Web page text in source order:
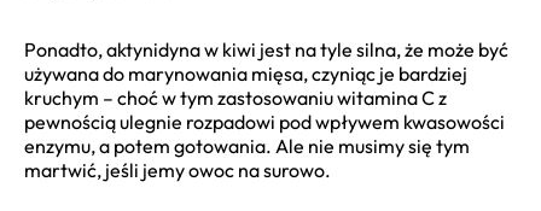
Ponadto, aktynidyna w kiwi jest na tyle silna, że może być
używana do marynowania mięsa, czyniąc je bardziej
kruchym – choć w tym zastosowaniu witamina C z
pewnością ulegnie rozpadowi pod wpływem kwasowości
enzymu, a potem gotowania. Ale nie musimy się tym
martwić, jeśli jemy owoc na surowo.